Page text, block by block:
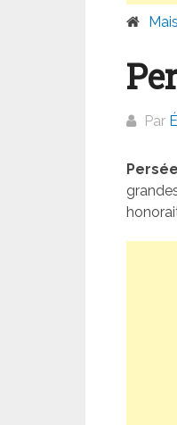
Par
Persée